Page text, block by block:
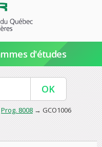
d'études
Prog. 8008 → GCO1006